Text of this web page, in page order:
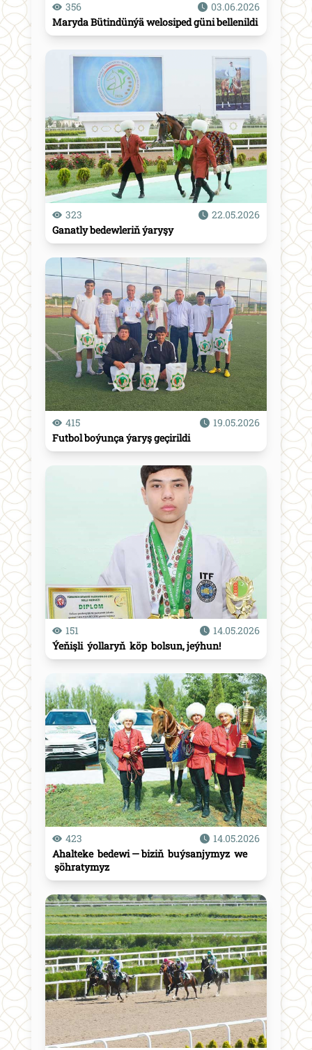
356
03.06.2026
Maryda Bütindünýä welosiped güni bellenildi
323
22.05.2026
Ganatly bedewleriň ýaryşy
415
19.05.2026
Futbol boýunça ýaryş geçirildi
151
14.05.2026
Ýeňişli ýollaryň köp bolsun, jeýhun!
423
14.05.2026
Ahalteke bedewi — biziň buýsanjymyz we
şöhratymyz